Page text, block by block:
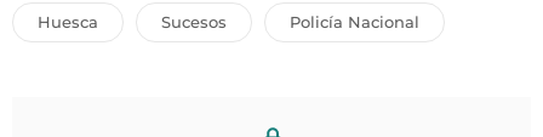
Huesca Sucesos Policía Nacional